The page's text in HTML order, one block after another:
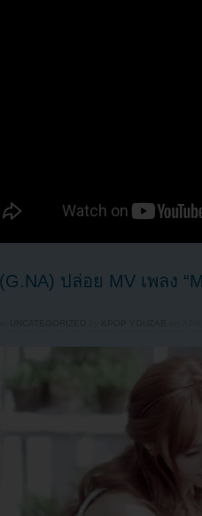
ปล่อย MV เพลง
UNCATEGORIZED KPOP YOUZAB